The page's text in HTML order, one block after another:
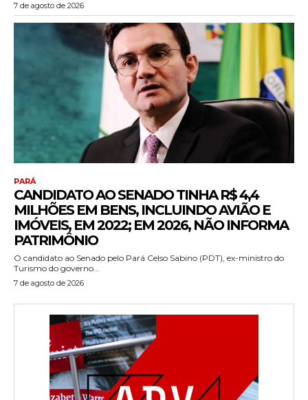
7 de agosto de 2026
PARÁ
CANDIDATO AO SENADO TINHA R$ 4,4
MILHÕES EM BENS, INCLUINDO AVIÃO E
IMÓVEIS, EM 2022; EM 2026, NÃO INFORMA
PATRIMÔNIO
O candidato ao Senado pelo Pará Celso Sabino (PDT), ex-ministro do
Turismo do governo...
7 de agosto de 2026